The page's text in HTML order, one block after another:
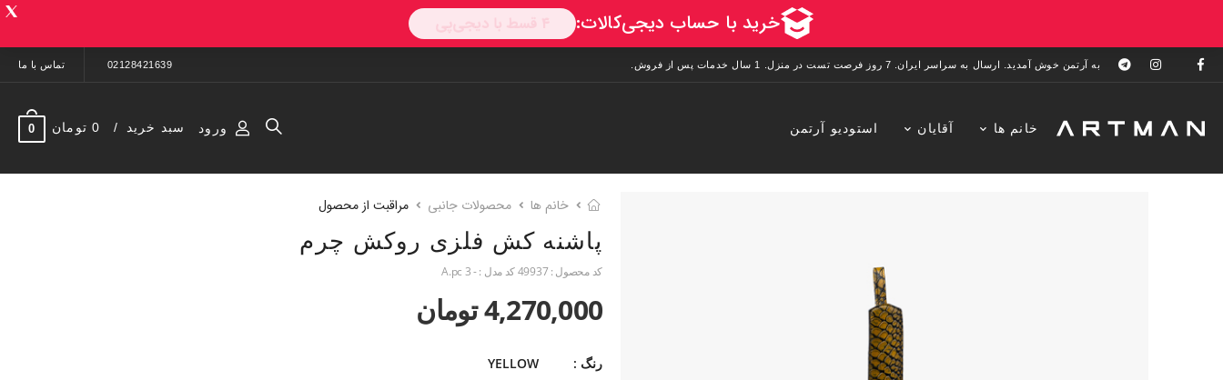
به آرتمن خوش آمدید. ارسال به سراسر ایران. 7 روز فرصت تست در منزل. 1 سال خدمات پس از فروش. 02128421639 تماس با ما
خانم ها آقایان استودیو آرتمن ورود سبد خرید 0 تومان 0
خانم ها محصولات جانبی مراقبت از محصول
پاشنه کش فلزی روکش چرم
کد محصول :49937کد مدل :- A.pc 3
4,270,000 تومان
رنگ : YELLOW